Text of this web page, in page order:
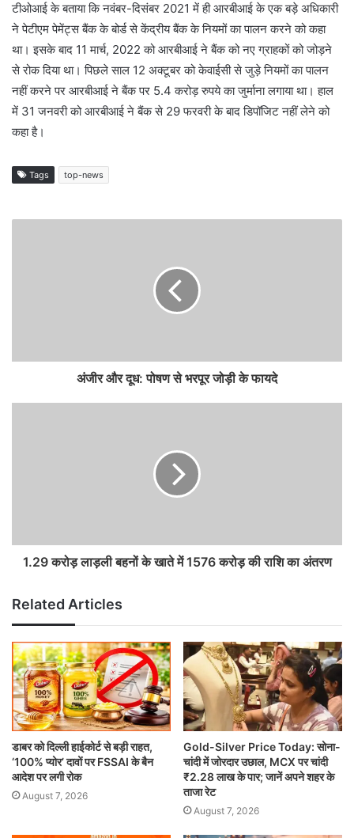
टीओआई के बताया कि नवंबर-दिसंबर 2021 में ही आरबीआई के एक बड़े अधिकारी
ने पेटीएम पेमेंट्स बैंक के बोर्ड से केंद्रीय बैंक के नियमों का पालन करने को कहा
था। इसके बाद 11 मार्च, 2022 को आरबीआई ने बैंक को नए ग्राहकों को जोड़ने
से रोक दिया था। पिछले साल 12 अक्टूबर को केवाईसी से जुड़े नियमों का पालन
नहीं करने पर आरबीआई ने बैंक पर 5.4 करोड़ रुपये का जुर्माना लगाया था। हाल
में 31 जनवरी को आरबीआई ने बैंक से 29 फरवरी के बाद डिपॉजिट नहीं लेने को
कहा है।
Tags top-news
अंजीर और दूध: पोषण से भरपूर जोड़ी के फायदे
1.29 करोड़ लाड़ली बहनों के खाते में 1576 करोड़ की राशि का अंतरण
Related Articles
डाबर को दिल्ली हाईकोर्ट से बड़ी राहत,
‘100% प्योर’ दावों पर FSSAI के बैन
आदेश पर लगी रोक
August 7, 2026
Gold-Silver Price Today: सोना-
चांदी में जोरदार उछाल, MCX पर चांदी
₹2.28 लाख के पार; जानें अपने शहर के
ताजा रेट
August 7, 2026